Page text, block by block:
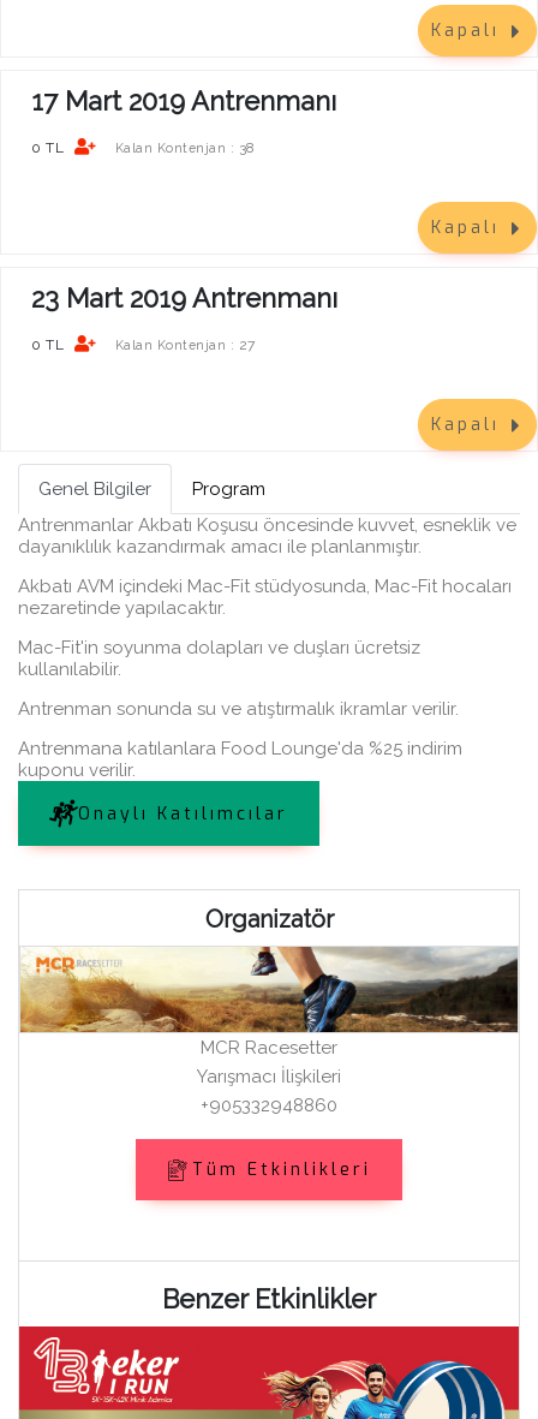
Kapalı
17 Mart 2019 Antrenmanı
0 TL Kalan Kontenjan : 38
Kapalı
23 Mart 2019 Antrenmanı
0 TL Kalan Kontenjan : 27
Kapalı
Genel Bilgiler
Program
Antrenmanlar Akbatı Koşusu öncesinde kuvvet, esneklik ve
dayanıklılık kazandırmak amacı ile planlanmıştır.
Akbatı AVM içindeki Mac-Fit stüdyosunda, Mac-Fit hocaları
nezaretinde yapılacaktır.
Mac-Fit'in soyunma dolapları ve duşları ücretsiz
kullanılabilir.
Antrenman sonunda su ve atıştırmalık ikramlar verilir.
Antrenmana katılanlara Food Lounge'da %25 indirim
kuponu verilir.
Onaylı Katılımcılar
Organizatör
MCR Racesetter
Yarışmacı İlişkileri
+905332948860
Tüm Etkinlikleri
Benzer Etkinlikler